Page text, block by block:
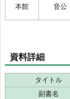
本館 音公
資料詳細
タイトル
副書名